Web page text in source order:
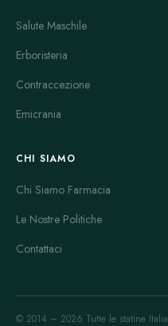
Salute Maschile
Erboristeria
Contraccezione
Emicrania
CHI SIAMO
Chi Siamo Farmacia
Le Nostre Politiche
Contattaci
© 2014 – 2026 Tutte le statine Italia